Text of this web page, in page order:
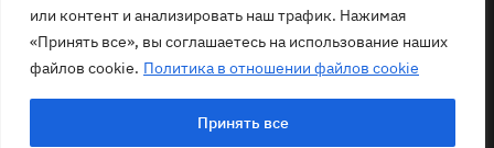
или контент и анализировать наш трафик. Нажимая
«Принять все», вы соглашаетесь на использование наших
файлов cookie. Политика в отношении файлов cookie
Принять все
Политика конфиденциальности
contact@ecom.ngo